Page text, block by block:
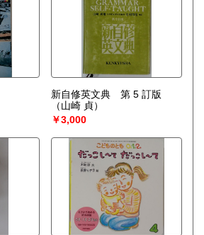
新自修英文典 第 5 訂版
（山崎 貞）
￥3,000